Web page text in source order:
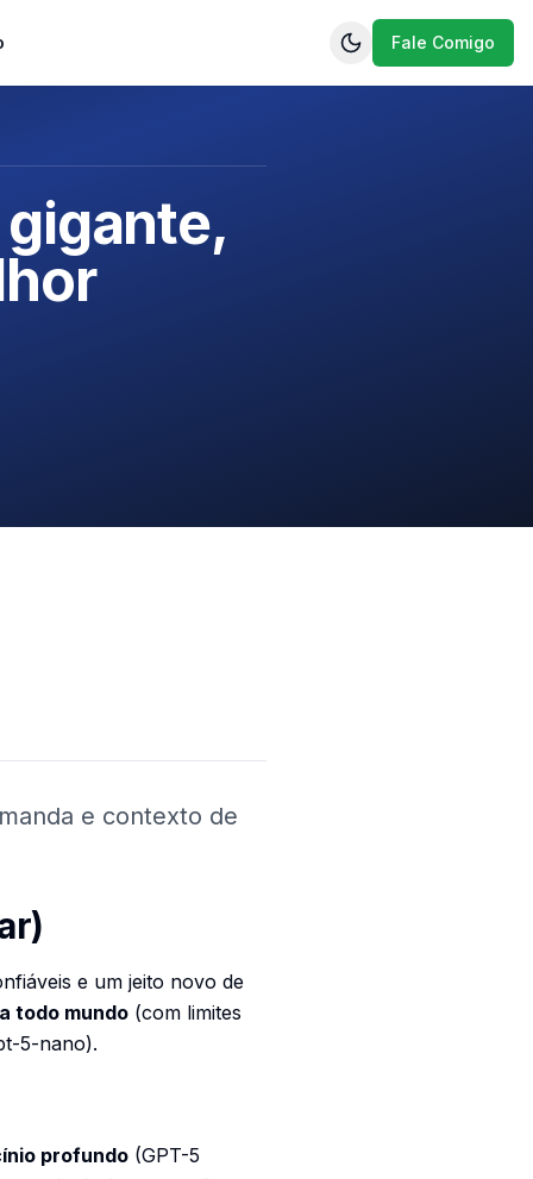
Fale Comigo
e contexto de
e um jeito novo de
todo mundo (com limites
5-nano).
profundo (GPT-5